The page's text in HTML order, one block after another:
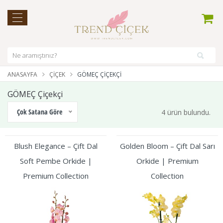
ANASAYFA ÇIÇEK GÖMEÇ ÇIÇEKÇI
GÖMEÇ Çiçekçi
Çok Satana Göre 4 ürün bulundu.
Blush Elegance – Çift Dal
Soft Pembe Orkide |
Premium Collection
Golden Bloom – Çift Dal Sarı
Orkide | Premium
Collection